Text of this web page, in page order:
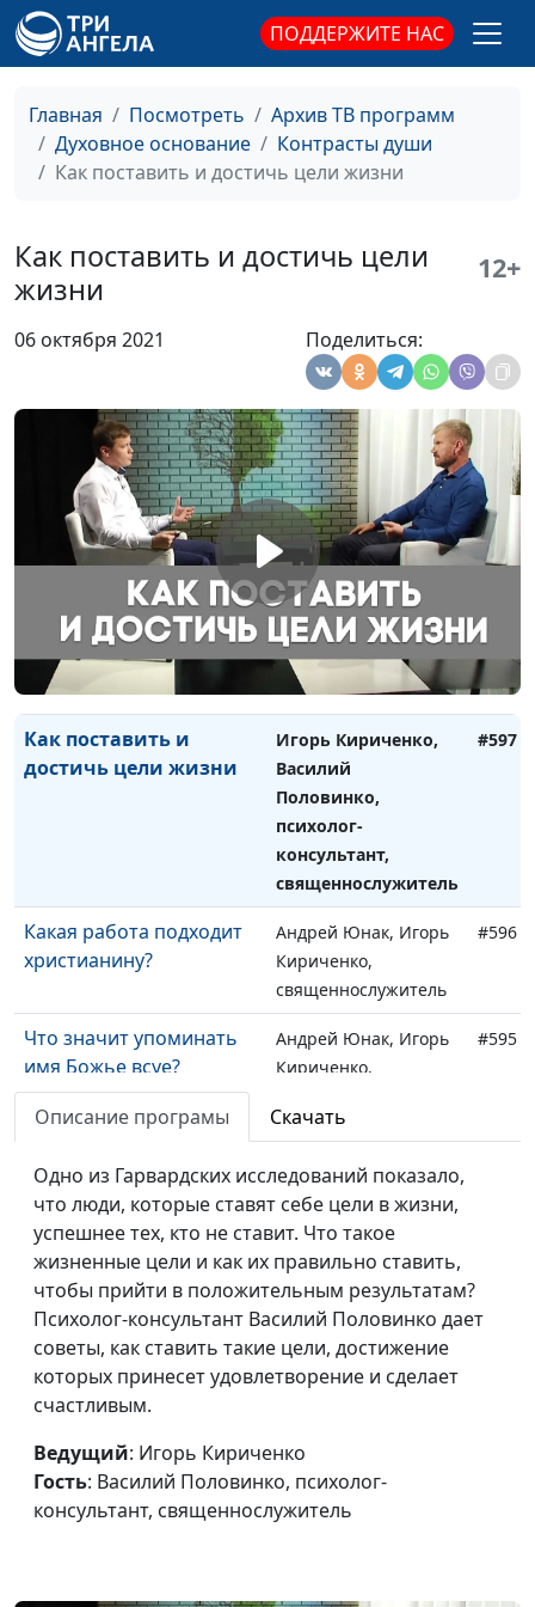
ПОДДЕРЖИТЕ НАС
Главная Посмотреть
Архив ТВ программ
Духовное основание
Контрасты души
Как поставить и достичь цели жизни
Как поставить и достичь цели
жизни
12+
06 октября 2021 Поделиться:
священнослужитель
терпение?
Василий Половинко,
психолог-
консультант,
Смирение. Как быть со
своим "я"?
Игорь Кириченко,
Василий Половинко,
консультант,
священнослужитель
Как правильно любить
Игорь Кириченко,
Василий Половинко,
психолог-
консультант,
священнослужитель
#599
Внутренний и внешний
Игорь Кириченко,
Василий Половинко,
психолог-
консультант,
священнослужитель
Как поставить и
достичь цели жизни
Игорь Кириченко,
Василий
Половинко,
психолог-
консультант,
священнослужитель
#597
Какая работа подходит
христианину?
Андрей Юнак, Игорь
Кириченко,
священнослужитель
#596
Что значит упоминать
имя Божье всуе?
Андрей Юнак, Игорь
Кириченко,
#595
Не сотвори себе кумира
Андрей Юнак, Игорь
Кириченко,
священнослужитель
#594
Заповедь первая
Кириченко,
священнослужитель
Сказать правду или
солгать?
Андрей Юнак, Игорь
Кириченко,
Как должна выглядеть
одежда христиан?
Андрей Юнак, Игорь
Кириченко,
священнослужитель
бороться?
Кириченко,
Описание програмы Скачать
Одно из Гарвардских исследований показало,
что люди, которые ставят себе цели в жизни,
успешнее тех, кто не ставит. Что такое
жизненные цели и как их правильно ставить,
чтобы прийти в положительным результатам?
Психолог-консультант Василий Половинко дает
советы, как ставить такие цели, достижение
которых принесет удовлетворение и сделает
счастливым.
Ведущий: Игорь Кириченко
Гость: Василий Половинко, психолог-
консультант, священнослужитель